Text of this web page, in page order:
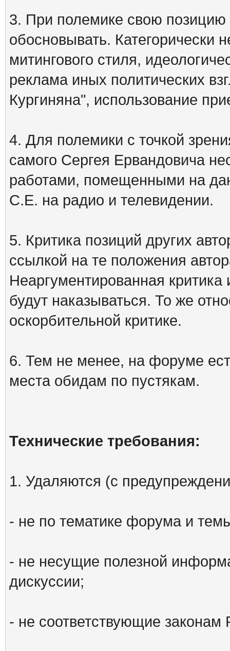
3. При полемике свою
обосновывать. Категорически
митингового стиля,
реклама иных политических
Кургиняна", использование
4. Для полемики с точкой
самого Сергея Ервандовича
работами, помещенными на
С.Е. на радио и телевидении.
5. Критика позиций других
ссылкой на те положения
Неаргументированная
будут наказываться. То же
оскорбительной критике.
6. Тем не менее, на форуме
места обидам по пустякам.
Технические требования:
1. Удаляются (с
- не по тематике форума и
- не несущие полезной
дискуссии;
- не соответствующие законам